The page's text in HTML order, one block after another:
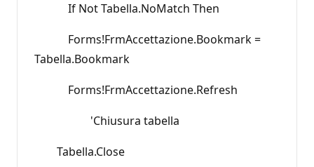
If Not Tabella.NoMatch Then
Forms!FrmAccettazione.Bookmark =
Tabella.Bookmark
Forms!FrmAccettazione.Refresh
'Chiusura tabella
Tabella.Close